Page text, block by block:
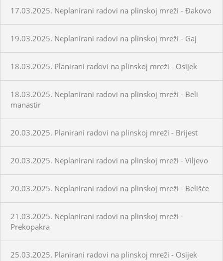
17.03.2025. Neplanirani radovi na plinskoj mreži - Đakovo
19.03.2025. Neplanirani radovi na plinskoj mreži - Gaj
18.03.2025. Planirani radovi na plinskoj mreži - Osijek
18.03.2025. Neplanirani radovi na plinskoj mreži - Beli
manastir
20.03.2025. Planirani radovi na plinskoj mreži - Brijest
20.03.2025. Neplanirani radovi na plinskoj mreži - Viljevo
20.03.2025. Neplanirani radovi na plinskoj mreži - Belišće
21.03.2025. Neplanirani radovi na plinskoj mreži -
Prekopakra
25.03.2025. Planirani radovi na plinskoj mreži - Osijek